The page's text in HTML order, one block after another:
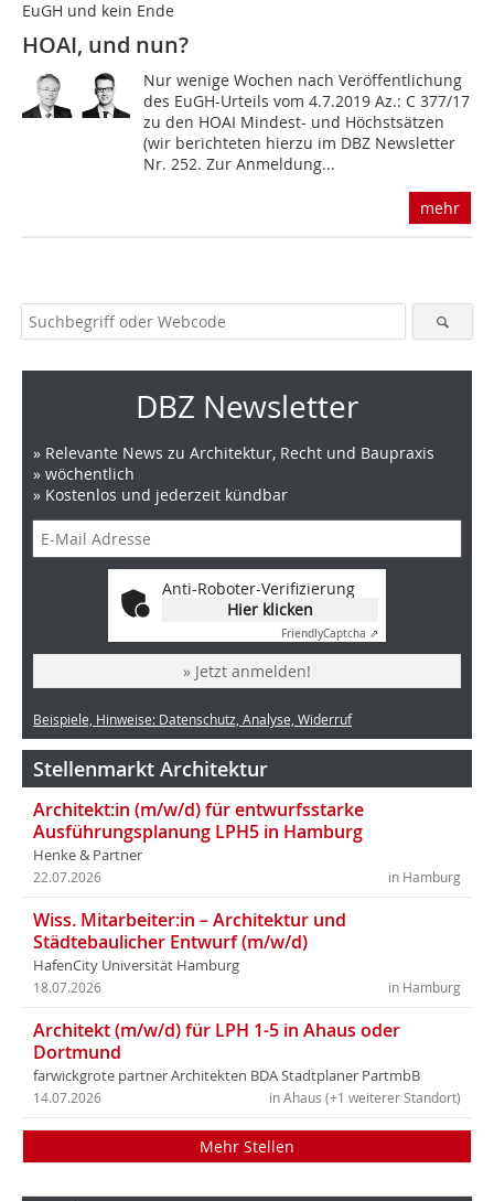
EuGH und kein Ende
HOAI, und nun?
Nur wenige Wochen nach Veröffentlichung
des EuGH-Urteils vom 4.7.2019 Az.: C 377/17
zu den HOAI Mindest- und Höchstsätzen
(wir berichteten hierzu im DBZ Newsletter
Nr. 252. Zur Anmeldung...
mehr
DBZ Newsletter
» Relevante News zu Architektur, Recht und Baupraxis
» wöchentlich
» Kostenlos und jederzeit kündbar
Anti-Roboter-Verifizierung
Hier klicken
FriendlyCaptcha ⇗
» Jetzt anmelden!
Beispiele, Hinweise: Datenschutz, Analyse, Widerruf
Stellenmarkt Architektur
Architekt:in (m/w/d) für entwurfsstarke
Ausführungsplanung LPH5 in Hamburg
Henke & Partner
in Hamburg
22.07.2026
Wiss. Mitarbeiter:in – Architektur und
Städtebaulicher Entwurf (m/w/d)
HafenCity Universität Hamburg
in Hamburg
18.07.2026
Architekt (m/w/d) für LPH 1-5 in Ahaus oder
Dortmund
farwickgrote partner Architekten BDA Stadtplaner PartmbB
in Ahaus (+1 weiterer Standort)
14.07.2026
Mehr Stellen